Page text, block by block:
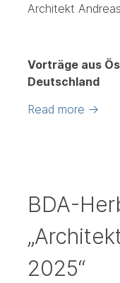
Architekt
Vorträge aus
Deutschland
Read more →
BDA-
2025“